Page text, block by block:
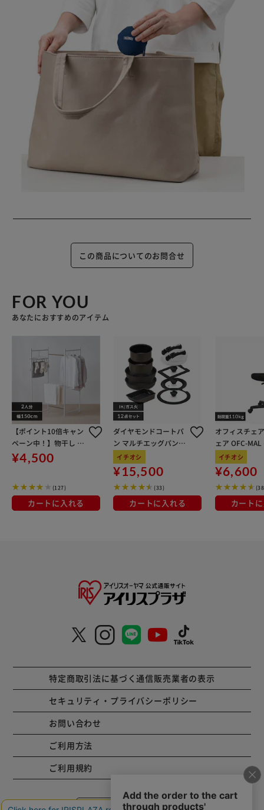
この商品についてのお問合せ
FOR YOU
あなたにおすすめのアイテム
【ポイント10倍キャン
ペーン中！】物干し 室
内用 折りたたみ式 3連
OTM-150R ホワイト 一
¥4,500
(127)
カートに入れる
ダイヤモンドコートパ
ン マルチエッグパン入
り 12点セット IHガス
火対応 MEGI-12S ブラ
ウンメタリック
イチオシ
¥15,500
(33)
カートに入れる
オフィスチェ
ェア OFC-
ン
イチオシ
¥6,600
カート
特定商取引法に基づく通信販売業者の表示
セキュリティ・プライバシーポリシー
お問い合わせ
ご利用方法
ご利用規約